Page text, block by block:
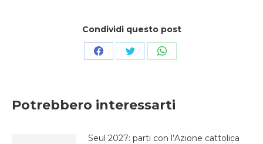
Condividi questo post
CondividiCondividiCondividi
Potrebbero interessarti
Seul 2027: parti con l’Azione cattolica